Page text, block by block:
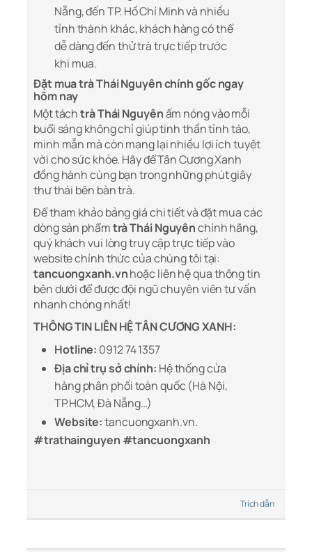
Nẵng, đến TP. Hồ Chí Minh và nhiều
tỉnh thành khác, khách hàng có thể
dễ dàng đến thử trà trực tiếp trước
khi mua.
Đặt mua trà Thái Nguyên chính gốc ngay
hôm nay
Một táchtrà Thái Nguyênấm nóng vào mỗi
buổi sáng không chỉ giúp tinh thần tỉnh táo,
minh mẫn mà còn mang lại nhiều lợi ích tuyệt
vời cho sức khỏe. Hãy để Tân Cương Xanh
đồng hành cùng bạn trong những phút giây
thư thái bên bàn trà.
Để tham khảo bảng giá chi tiết và đặt mua các
dòng sản phẩmtrà Thái Nguyênchính hãng,
quý khách vui lòng truy cập trực tiếp vào
website chính thức của chúng tôi tại:
tancuongxanh.vnhoặc liên hệ qua thông tin
bên dưới để được đội ngũ chuyên viên tư vấn
nhanh chóng nhất!
THÔNG TIN LIÊN HỆ TÂN CƯƠNG XANH:
Hotline: 0912 74 1357
Địa chỉ trụ sở chính: Hệ thống cửa
hàng phân phối toàn quốc (Hà Nội,
TP.HCM, Đà Nẵng…)
Website:tancuongxanh.vn.
#trathainguyen #tancuongxanh
Trích dẫn